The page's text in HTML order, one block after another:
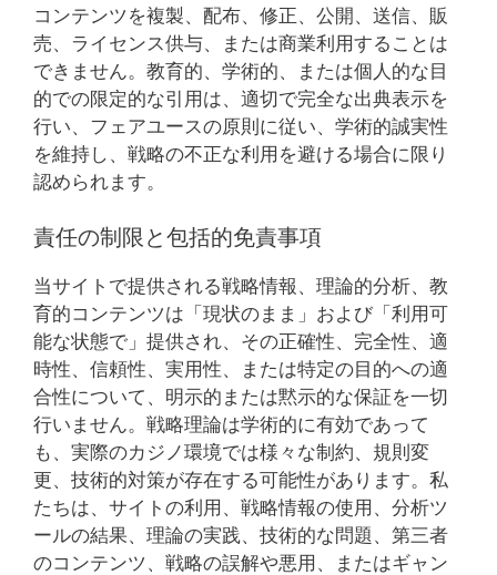
コンテンツを複製、配布、修正、公開、送信、販
売、ライセンス供与、または商業利用することは
できません。教育的、学術的、または個人的な目
的での限定的な引用は、適切で完全な出典表示を
行い、フェアユースの原則に従い、学術的誠実性
を維持し、戦略の不正な利用を避ける場合に限り
認められます。
責任の制限と包括的免責事項
当サイトで提供される戦略情報、理論的分析、教
育的コンテンツは「現状のまま」および「利用可
能な状態で」提供され、その正確性、完全性、適
時性、信頼性、実用性、または特定の目的への適
合性について、明示的または黙示的な保証を一切
行いません。戦略理論は学術的に有効であって
も、実際のカジノ環境では様々な制約、規則変
更、技術的対策が存在する可能性があります。私
たちは、サイトの利用、戦略情報の使用、分析ツ
ールの結果、理論の実践、技術的な問題、第三者
のコンテンツ、戦略の誤解や悪用、またはギャン